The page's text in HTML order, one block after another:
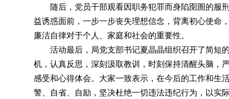
随后 ， 党员干部观看因职务犯罪而身陷囹圄的服
益诱惑面前 ， 一步一步丧失理想信念，背离初心使命
廉洁自律对于个人、家庭和社会的重要性。
活动最后 ， 局党支部书记夏晶晶组织召开了简短
机 ， 认真反思，深刻汲取教训 ， 时刻保持清醒头脑，
感受和心得体会。大家一致表示 ， 在今后的工作和生
警、自省、自励，坚决杜绝一切违法违纪行为 ， 以实